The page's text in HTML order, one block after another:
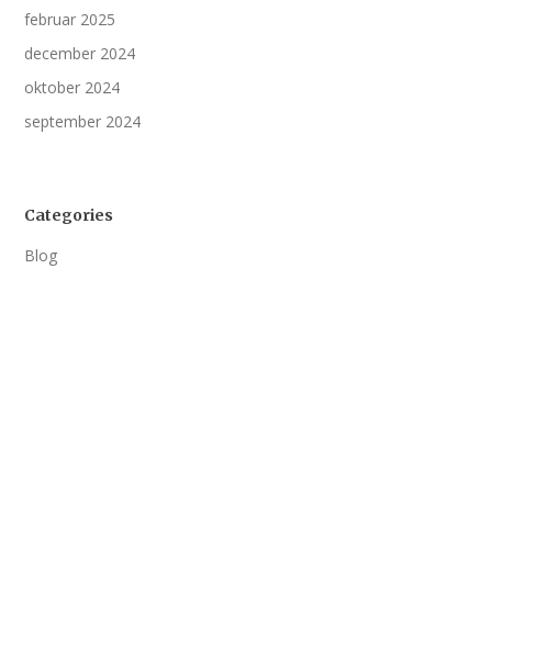
februar 2025
december 2024
oktober 2024
september 2024
Categories
Blog